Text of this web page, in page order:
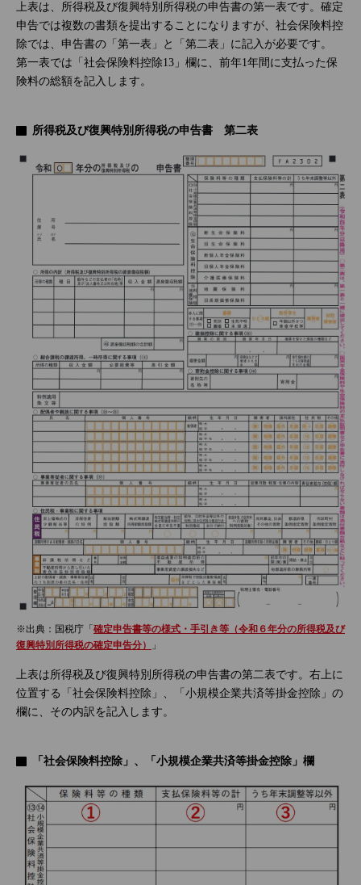
上表は、所得税及び復興特別所得税の申告書の第一表です。確定
申告では複数の書類を提出することになりますが、社会保険料控
除では、申告書の「第一表」と「第二表」に記入が必要です。
第一表では「社会保険料控除13」欄に、前年1年間に支払った保
険料の総額を記入します。
所得税及び復興特別所得税の申告書 第二表
※出典：国税庁「 確定申告書等の様式・手引き等（令和６年分の所得税及び
復興特別所得税の確定申告分）
」
上表は所得税及び復興特別所得税の申告書の第二表です。右上に
位置する「社会保険料控除」、「小規模企業共済等掛金控除」の
欄に、その内訳を記入します。
「社会保険料控除」、「小規模企業共済等掛金控除」欄